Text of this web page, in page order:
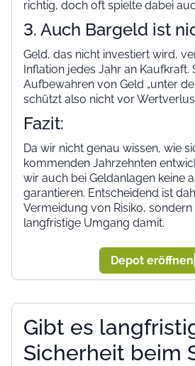
richtig, doch oft spielte dabei
3. Auch Bargeld ist
Geld, das nicht investiert wird,
Inflation jedes Jahr an Kaufkraft.
Aufbewahren von Geld „unter
schützt also nicht vor
Fazit:
Da wir nicht genau wissen, wie
kommenden Jahrzehnten
wir auch bei Geldanlagen keine
garantieren. Entscheidend ist
Vermeidung von Risiko,
langfristige Umgang damit.
Depot eröffnen
Gibt es
Sicherheit beim